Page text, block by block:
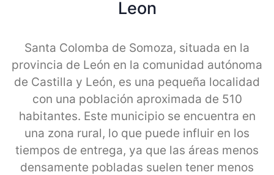
Leon
Santa Colomba de Somoza, situada en la
provincia de León en la comunidad autónoma
de Castilla y León, es una pequeña localidad
con una población aproximada de 510
habitantes. Este municipio se encuentra en
una zona rural, lo que puede influir en los
tiempos de entrega, ya que las áreas menos
densamente pobladas suelen tener menos